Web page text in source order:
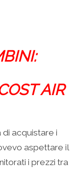
AIR
di acquistare i
aspettare il
i prezzi tra